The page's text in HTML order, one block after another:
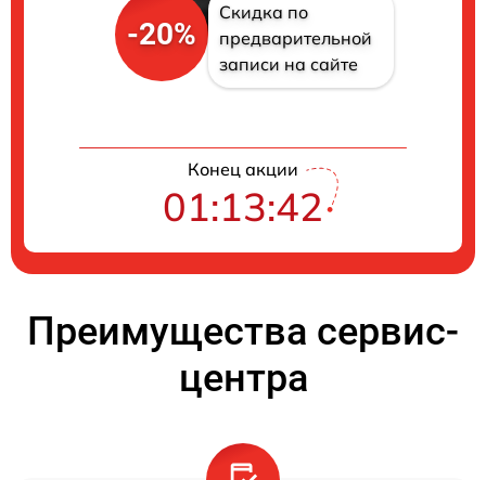
-20%
Скидка по
предварительной
записи на сайте
Конец акции
01:13:40
Преимущества сервис-
центра